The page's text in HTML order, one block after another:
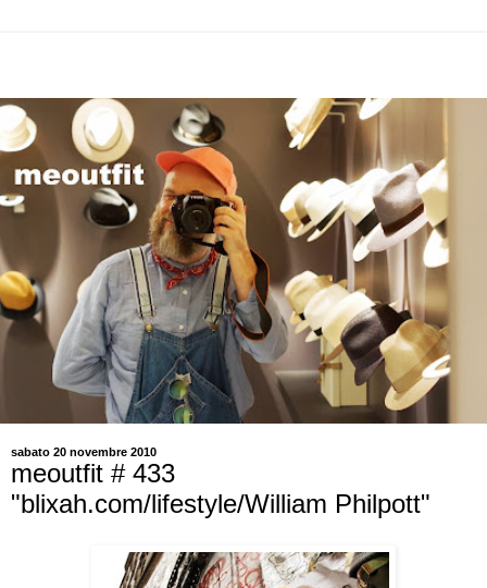
sabato 20 novembre 2010
meoutfit # 433
"blixah.com/lifestyle/William Philpott"